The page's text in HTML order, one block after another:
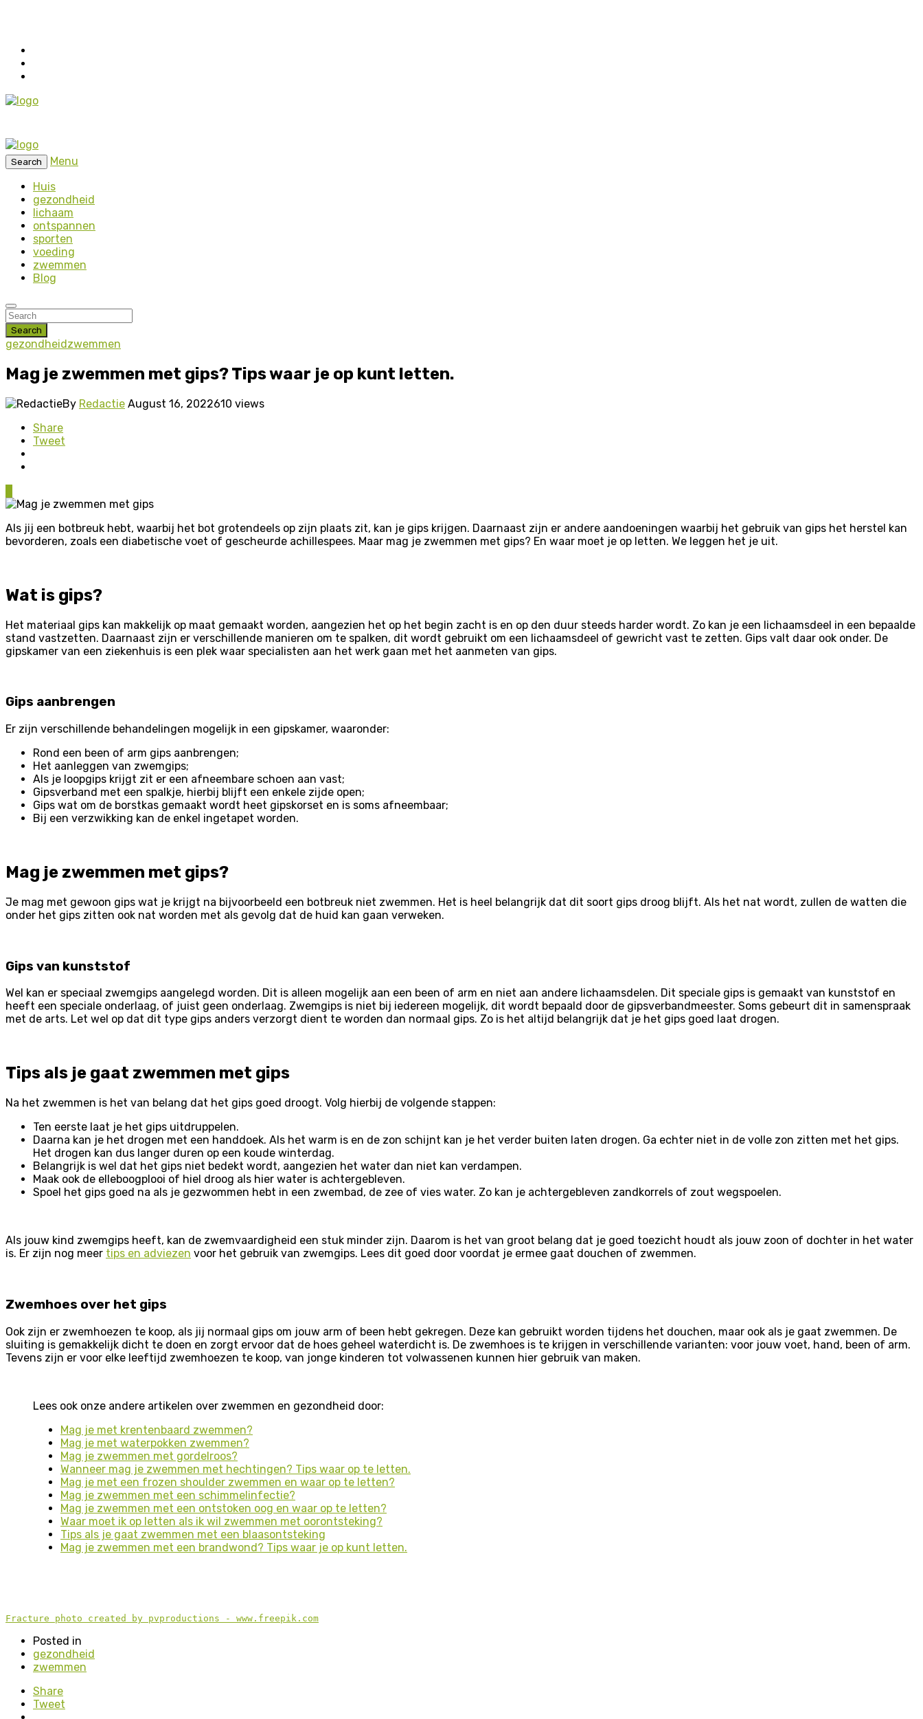
Search
Menu
Huis
gezondheid
lichaam
ontspannen
sporten
voeding
zwemmen
Blog
Search
gezondheidzwemmen
Mag je zwemmen met gips? Tips waar je op kunt letten.
By Redactie August 16, 2022610 views
Share
Tweet
Als jij een botbreuk hebt, waarbij het bot grotendeels op zijn plaats zit, kan je gips krijgen. Daarnaast zijn er andere aandoeningen waarbij het gebruik van gips het herstel kan
bevorderen, zoals een diabetische voet of gescheurde achillespees. Maar mag je zwemmen met gips? En waar moet je op letten. We leggen het je uit.
Wat is gips?
Het materiaal gips kan makkelijk op maat gemaakt worden, aangezien het op het begin zacht is en op den duur steeds harder wordt. Zo kan je een lichaamsdeel in een bepaalde
stand vastzetten. Daarnaast zijn er verschillende manieren om te spalken, dit wordt gebruikt om een lichaamsdeel of gewricht vast te zetten. Gips valt daar ook onder. De
gipskamer van een ziekenhuis is een plek waar specialisten aan het werk gaan met het aanmeten van gips.
Gips aanbrengen
Er zijn verschillende behandelingen mogelijk in een gipskamer, waaronder:
Rond een been of arm gips aanbrengen;
Het aanleggen van zwemgips;
Als je loopgips krijgt zit er een afneembare schoen aan vast;
Gipsverband met een spalkje, hierbij blijft een enkele zijde open;
Gips wat om de borstkas gemaakt wordt heet gipskorset en is soms afneembaar;
Bij een verzwikking kan de enkel ingetapet worden.
Mag je zwemmen met gips?
Je mag met gewoon gips wat je krijgt na bijvoorbeeld een botbreuk niet zwemmen. Het is heel belangrijk dat dit soort gips droog blijft. Als het nat wordt, zullen de watten die
onder het gips zitten ook nat worden met als gevolg dat de huid kan gaan verweken.
Gips van kunststof
Wel kan er speciaal zwemgips aangelegd worden. Dit is alleen mogelijk aan een been of arm en niet aan andere lichaamsdelen. Dit speciale gips is gemaakt van kunststof en
heeft een speciale onderlaag, of juist geen onderlaag. Zwemgips is niet bij iedereen mogelijk, dit wordt bepaald door de gipsverbandmeester. Soms gebeurt dit in samenspraak
met de arts. Let wel op dat dit type gips anders verzorgt dient te worden dan normaal gips. Zo is het altijd belangrijk dat je het gips goed laat drogen.
Tips als je gaat zwemmen met gips
Na het zwemmen is het van belang dat het gips goed droogt. Volg hierbij de volgende stappen:
Ten eerste laat je het gips uitdruppelen.
Daarna kan je het drogen met een handdoek. Als het warm is en de zon schijnt kan je het verder buiten laten drogen. Ga echter niet in de volle zon zitten met het gips.
Het drogen kan dus langer duren op een koude winterdag.
Belangrijk is wel dat het gips niet bedekt wordt, aangezien het water dan niet kan verdampen.
Maak ook de elleboogplooi of hiel droog als hier water is achtergebleven.
Spoel het gips goed na als je gezwommen hebt in een zwembad, de zee of vies water. Zo kan je achtergebleven zandkorrels of zout wegspoelen.
Als jouw kind zwemgips heeft, kan de zwemvaardigheid een stuk minder zijn. Daarom is het van groot belang dat je goed toezicht houdt als jouw zoon of dochter in het water
is. Er zijn nog meer tips en adviezen voor het gebruik van zwemgips. Lees dit goed door voordat je ermee gaat douchen of zwemmen.
Zwemhoes over het gips
Ook zijn er zwemhoezen te koop, als jij normaal gips om jouw arm of been hebt gekregen. Deze kan gebruikt worden tijdens het douchen, maar ook als je gaat zwemmen. De
sluiting is gemakkelijk dicht te doen en zorgt ervoor dat de hoes geheel waterdicht is. De zwemhoes is te krijgen in verschillende varianten: voor jouw voet, hand, been of arm.
Tevens zijn er voor elke leeftijd zwemhoezen te koop, van jonge kinderen tot volwassenen kunnen hier gebruik van maken.
Lees ook onze andere artikelen over zwemmen en gezondheid door:
Mag je met krentenbaard zwemmen?
Mag je met waterpokken zwemmen?
Mag je zwemmen met gordelroos?
Wanneer mag je zwemmen met hechtingen? Tips waar op te letten.
Mag je met een frozen shoulder zwemmen en waar op te letten?
Mag je zwemmen met een schimmelinfectie?
Mag je zwemmen met een ontstoken oog en waar op te letten?
Waar moet ik op letten als ik wil zwemmen met oorontsteking?
Tips als je gaat zwemmen met een blaasontsteking
Mag je zwemmen met een brandwond? Tips waar je op kunt letten.
Fracture photo created by pvproductions - www.freepik.com
Posted in
gezondheid
zwemmen
Share
Tweet